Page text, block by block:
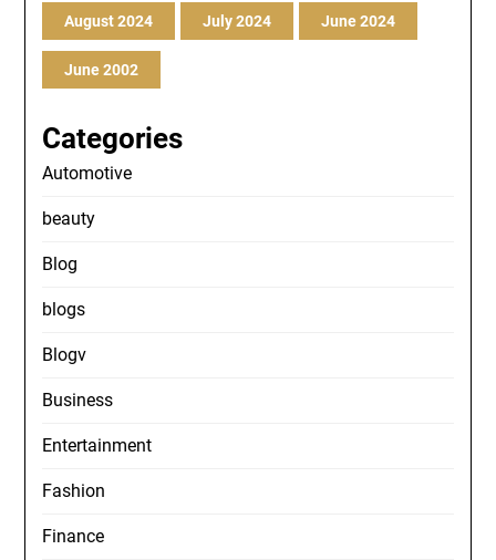
August 2024 July 2024 June 2024
June 2002
Categories
Automotive
beauty
Blog
blogs
Blogv
Business
Entertainment
Fashion
Finance